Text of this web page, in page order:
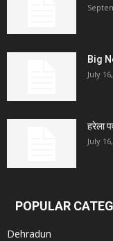
Big
July
हरेला
July
POPULAR
Dehradun